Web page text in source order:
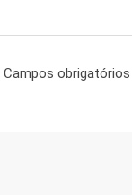
Campos obrigatórios